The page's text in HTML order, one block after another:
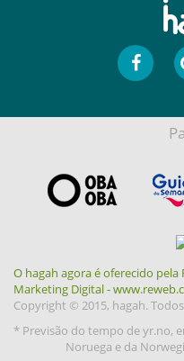
O hagah agora é oferecido
Marketing Digital -
Copyright © 2015, hagah.
* Previsão do tempo de yr.no,
Noruega e da